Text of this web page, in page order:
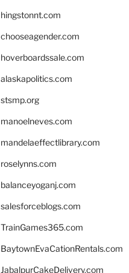
hingstonnt.com
chooseagender.com
hoverboardssale.com
alaskapolitics.com
stsmp.org
manoelneves.com
mandelaeffectlibrary.com
roselynns.com
balanceyoganj.com
salesforceblogs.com
TrainGames365.com
BaytownEvaCationRentals.com
JabalpurCakeDelivery.com